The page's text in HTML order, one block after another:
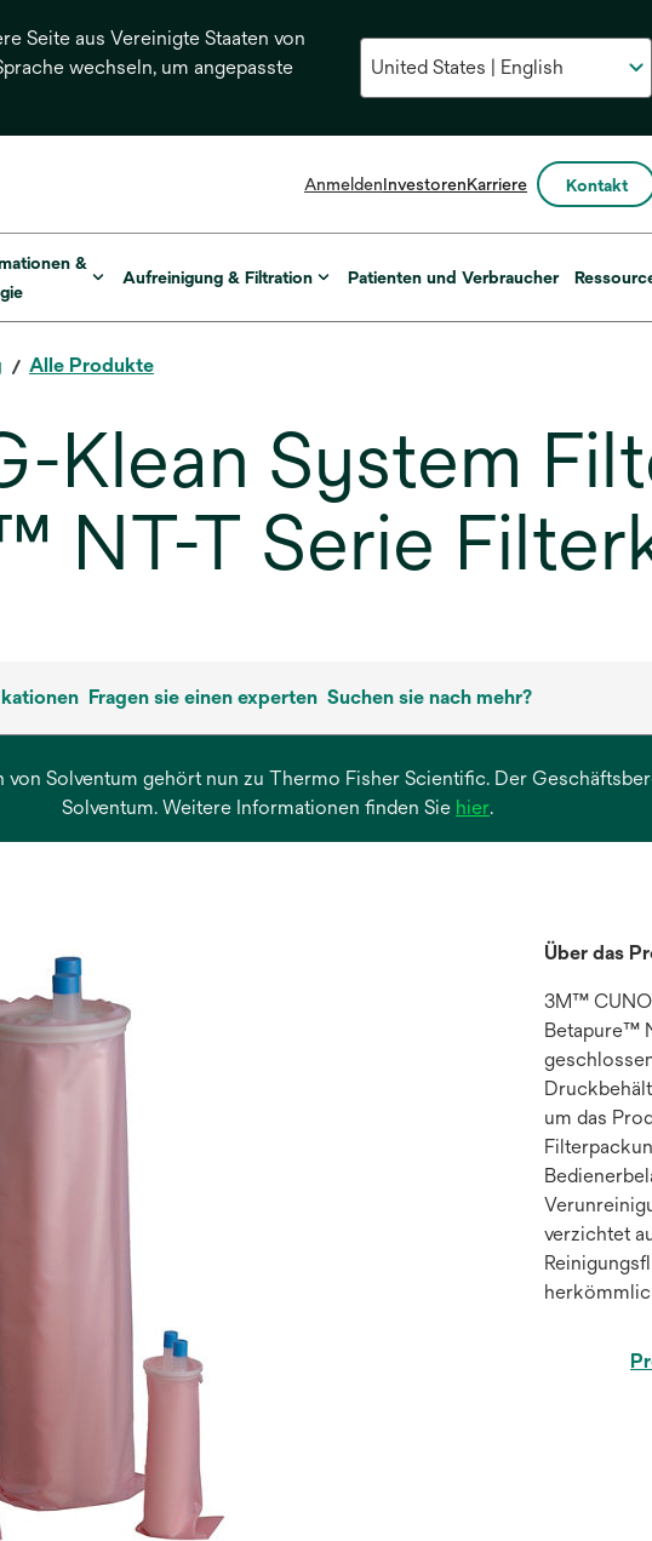
Seite aus Vereinigte Staaten von
wechseln, um angepasste
AnmeldenInvestorenKarriere Kontakt
&
Aufreinigung & Filtration Patienten und Verbraucher
Alle Produkte
Klean System
NT-T Serie
Fragen sie einen experten Suchen sie nach mehr?
Solventum gehört nun zu Thermo Fisher Scientific. Der
Solventum. Weitere Informationen finden Sie hierwird
geöffnet
.
Über das
3M™
Betapure™
um das
verzichtet